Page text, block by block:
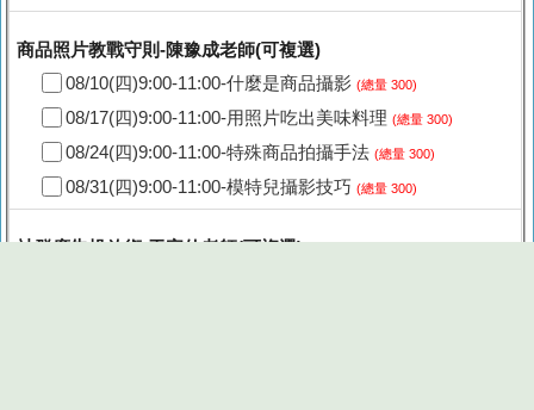
商品照片教戰守則-陳豫成老師(可複選)
08/10(四)9:00-11:00-什麼是商品攝影 (總量 300)
08/17(四)9:00-11:00-用照片吃出美味料理 (總量 300)
08/24(四)9:00-11:00-特殊商品拍攝手法 (總量 300)
08/31(四)9:00-11:00-模特兒攝影技巧 (總量 300)
社群廣告投放術-于宗仙老師(可複選)